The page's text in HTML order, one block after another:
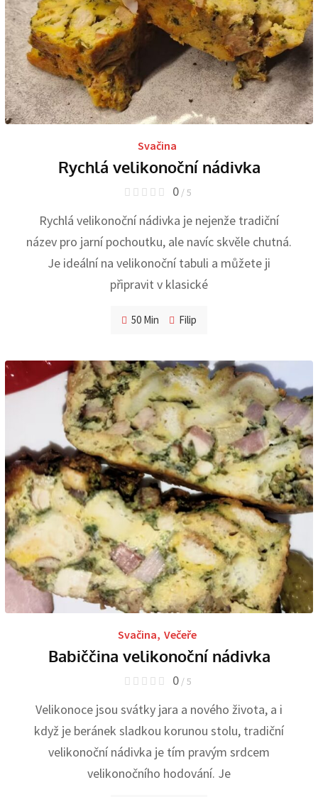
Svačina
Rychlá velikonoční nádivka
0 / 5
Rychlá velikonoční nádivka je nejenže tradiční
název pro jarní pochoutku, ale navíc skvěle chutná.
Je ideální na velikonoční tabuli a můžete ji
připravit v klasické
50 Min Filip
Svačina, Večeře
Babiččina velikonoční nádivka
0 / 5
Velikonoce jsou svátky jara a nového života, a i
když je beránek sladkou korunou stolu, tradiční
velikonoční nádivka je tím pravým srdcem
velikonočního hodování. Je